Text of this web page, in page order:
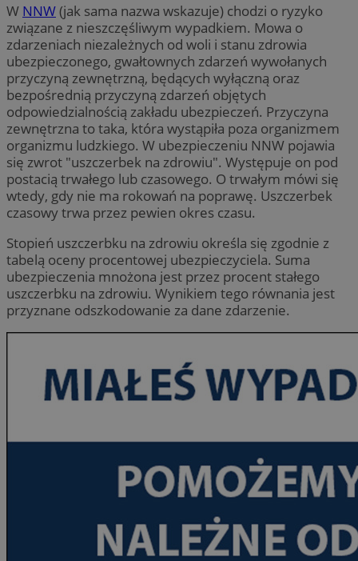
W NNW(jak sama nazwa wskazuje) chodzi o ryzyko
związane z nieszczęśliwym wypadkiem. Mowa o
zdarzeniach niezależnych od woli i stanu zdrowia
ubezpieczonego, gwałtownych zdarzeń wywołanych
przyczyną zewnętrzną, będących wyłączną oraz
bezpośrednią przyczyną zdarzeń objętych
odpowiedzialnością zakładu ubezpieczeń. Przyczyna
zewnętrzna to taka, która wystąpiła poza organizmem
organizmu ludzkiego. W ubezpieczeniu NNW pojawia
się zwrot "uszczerbek na zdrowiu". Występuje on pod
postacią trwałego lub czasowego. O trwałym mówi się
wtedy, gdy nie ma rokowań na poprawę. Uszczerbek
czasowy trwa przez pewien okres czasu.
Stopień uszczerbku na zdrowiu określa się zgodnie z
tabelą oceny procentowej ubezpieczyciela. Suma
ubezpieczenia mnożona jest przez procent stałego
uszczerbku na zdrowiu. Wynikiem tego równania jest
przyznane odszkodowanie za dane zdarzenie.